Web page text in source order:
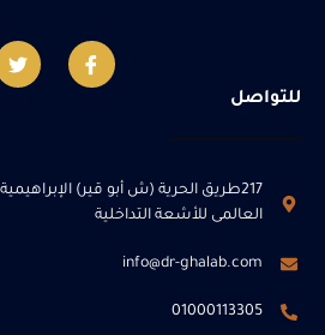
للتواصل
العالمى للأشعة التداخلية
info@dr-ghalab.com
01000113305